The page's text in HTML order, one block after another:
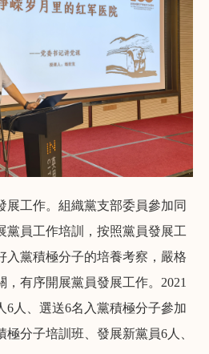
展工作。組織黨支部委員參加同
黨員工作培訓，按照黨員發展工
入黨積極分子的培養考察，嚴格
有序開展黨員發展工作。2021
6人、選送6名入黨積極分子參加
極分子培訓班、發展新黨員6人、